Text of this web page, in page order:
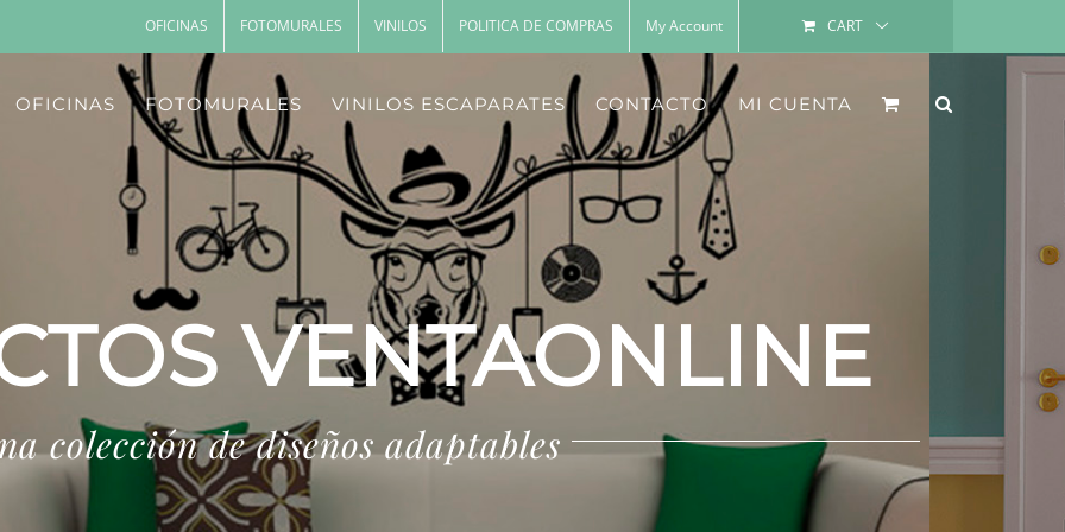
OFICINAS FOTOMURALES VINILOS POLITICA DE COMPRAS My Account CART
OFICINAS FOTOMURALES VINILOS ESCAPARATES CONTACTO MI CUENTA
VENTAONLINE
colección de diseños adaptables